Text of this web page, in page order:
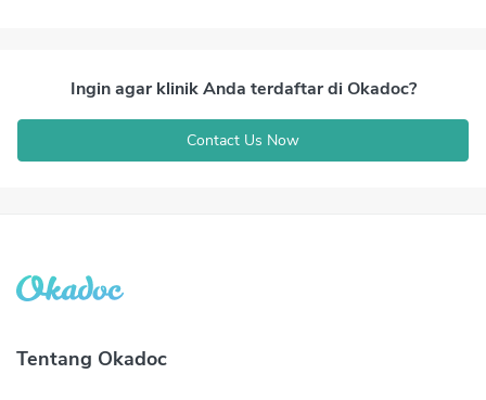
Ingin agar klinik Anda terdaftar di Okadoc?
Contact Us Now
Tentang Okadoc